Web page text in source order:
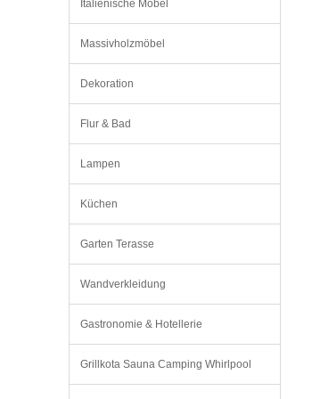
Italienische Möbel
Massivholzmöbel
Dekoration
Flur & Bad
Lampen
Küchen
Garten Terasse
Wandverkleidung
Gastronomie & Hotellerie
Grillkota Sauna Camping Whirlpool